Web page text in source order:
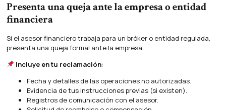
Presenta una queja ante la empresa o entidad
financiera
Si el asesor financiero trabaja para un bróker o entidad regulada,
presenta una queja formal ante la empresa.
Incluye en tu reclamación:
Fecha y detalles de las operaciones no autorizadas.
Evidencia de tus instrucciones previas (si existen).
Registros de comunicación con el asesor.